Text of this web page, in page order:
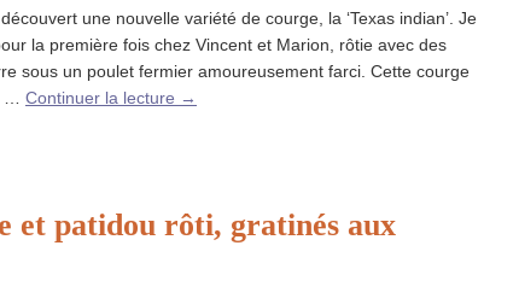
découvert une nouvelle variété de courge, la ‘Texas indian’. Je
la première fois chez Vincent et Marion, rôtie avec des
sous un poulet fermier amoureusement farci. Cette courge
… Continuer la lecture →
et patidou rôti, gratinés aux